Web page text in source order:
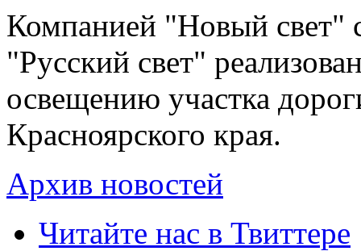
Компанией "Новый свет"
"Русский свет"
освещению участка
Красноярского края.
Архив новостей
Читайте нас в Твиттере